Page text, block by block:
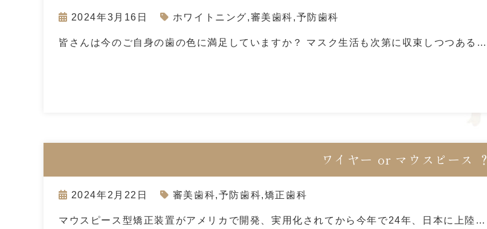
2024年3月16日 ホワイトニング,審美歯科,予防歯科
皆さんは今のご自身の歯の色に満足していますか？ マスク生活も次第に収束しつつある…
ワイヤー or マウスピース ？
2024年2月22日 審美歯科,予防歯科,矯正歯科
マウスピース型矯正装置がアメリカで開発、実用化されてから今年で24年、日本に上陸…